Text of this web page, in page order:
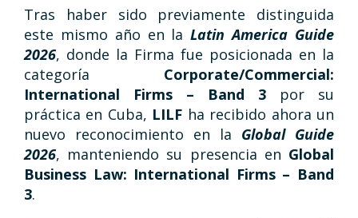
Tras haber sido previamente distinguida
este mismo año en laLatin America Guide
2026, donde la Firma fue posicionada en la
categoría Corporate/Commercial:
International Firms – Band 3 por su
práctica en Cuba, LILF ha recibido ahora un
nuevo reconocimiento en la Global Guide
2026, manteniendo su presencia en Global
Business Law: International Firms – Band
3.